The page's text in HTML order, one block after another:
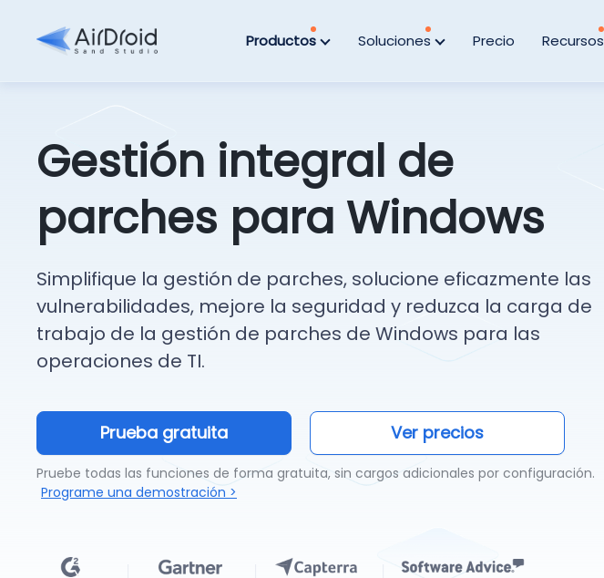
Productos Soluciones Precio Recursos
Gestión integral de
parches para Windows
Simplifique la gestión de parches, solucione eficazmente las
vulnerabilidades, mejore la seguridad y reduzca la carga de
trabajo de la gestión de parches de Windows para las
operaciones de TI.
Prueba gratuita Ver precios
Pruebe todas las funciones de forma gratuita, sin cargos adicionales por configuración.
Programe una demostración >